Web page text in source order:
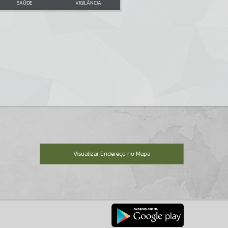
SAÚDE VIGILÂNCIA
Visualizar Endereço no Mapa